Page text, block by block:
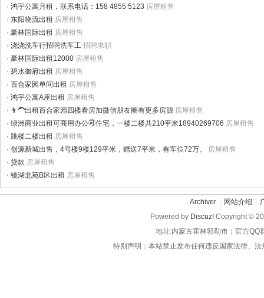
· 鸿宇公寓月租，联系电话：158 4855 5123 房屋租售
· 东阳物流出租 房屋租售
· 豪林国际出租 房屋租售
· 浇浇洗车行招聘洗车工 招聘求职
· 豪林国际出租12000 房屋租售
· 碧水御府出租 房屋租售
· 百合家园单间出租 房屋租售
· 鸿宇公寓A座出租 房屋租售
· 👨‍🦱出租百合家园四楼看房加微信朋友圈有更多房源 房屋租售
· 绿洲商业出租可商用办公🉑住宅，一楼二楼共210平米18940269706 房屋租售
· 跳楼二楼出租 房屋租售
· 创源新城出售，4号楼9楼129平米，赠送7平米，有车位72万。
房屋租售
· 贷款 房屋租售
· 镜湖北苑B区出租 房屋租售
Archiver 网站介绍
Powered by Discuz! Copyright ©
地址:内蒙古霍林郭勒市；官方QQ
特别声明：本站禁止发布任何违反国家法律、